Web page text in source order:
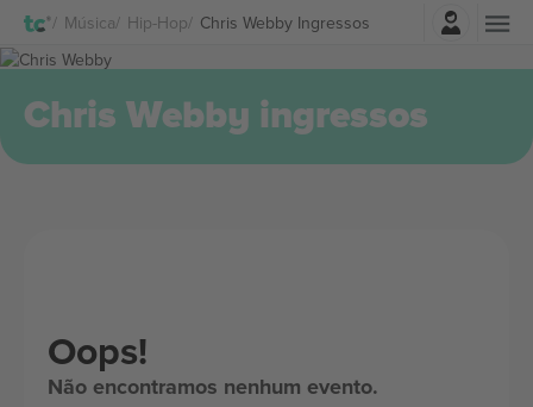
Música Hip-Hop Chris Webby Ingressos
Entrar
Chris Webby ingressos
Oops!
Não encontramos nenhum evento.